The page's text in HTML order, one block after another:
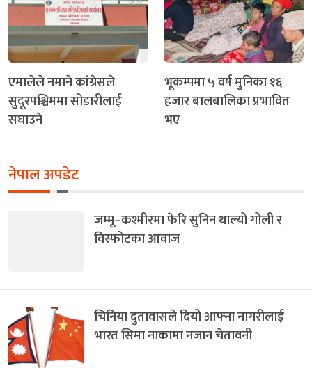
एमालेले नमाने कांग्रेसले
सुदूरपश्चिममा सोडारीलाई
सघाउने
भूकम्पमा ५ वर्ष मुनिका १६
हजार बालबालिका प्रभावित
भए
नेपाल अपडेट
जम्मू–कश्मीरमा फेरि सुनिन थाल्यो गोली र
विस्फोटका आवाज
चिनिया दुतावासले दियो आफ्ना नागरीलाई
भारत सिमा नाकामा नजान चेतावनी